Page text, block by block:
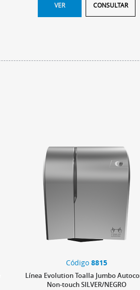
VER CONSULTAR
Código 8815
Línea Evolution Toalla Jumbo
Non-touch SILVER/NEGRO